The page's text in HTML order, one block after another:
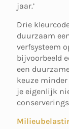
jaar.’
Drie
duurzaam
verfsysteem
bijvoorbeeld
een
keuze
je eigenlijk